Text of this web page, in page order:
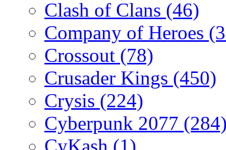
Clash of Clans (46)
Company of Heroes
Crossout (78)
Crusader Kings (450)
Crysis (224)
Cyberpunk 2077
CyKash (1)